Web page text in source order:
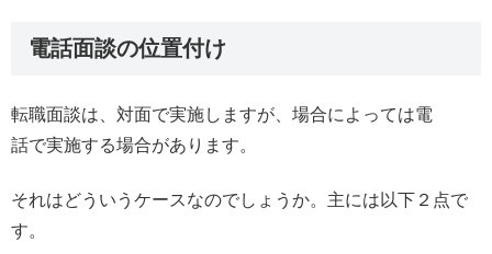
電話面談の位置付け
転職面談は、対面で実施しますが、場合によっては電
話で実施する場合があります。
それはどういうケースなのでしょうか。主には以下２点で
す。